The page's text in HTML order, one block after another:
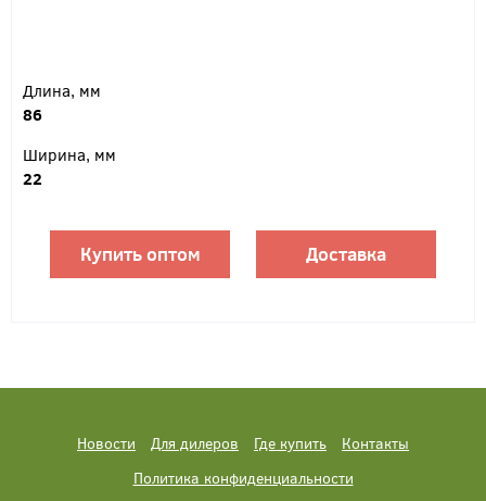
Длина, мм
86
Ширина, мм
22
Купить оптом Доставка
Новости Для дилеров Где купить
Контакты
Политика конфиденциальности